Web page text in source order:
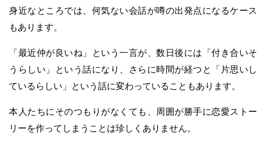
身近なところでは、何気ない会話が噂の出発点になるケース
もあります。
「最近仲が良いね」という一言が、数日後には「付き合いそ
うらしい」という話になり、さらに時間が経つと「片思いし
ているらしい」という話に変わっていることもあります。
本人たちにそのつもりがなくても、周囲が勝手に恋愛ストー
リーを作ってしまうことは珍しくありません。